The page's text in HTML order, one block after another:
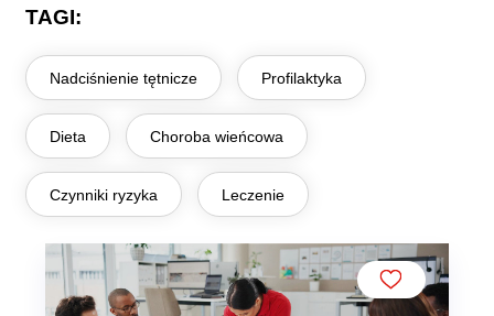
TAGI:
Nadciśnienie tętnicze Profilaktyka
Dieta Choroba wieńcowa
Czynniki ryzyka Leczenie